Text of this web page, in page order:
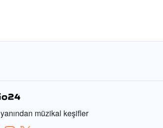
müzikal keşifler